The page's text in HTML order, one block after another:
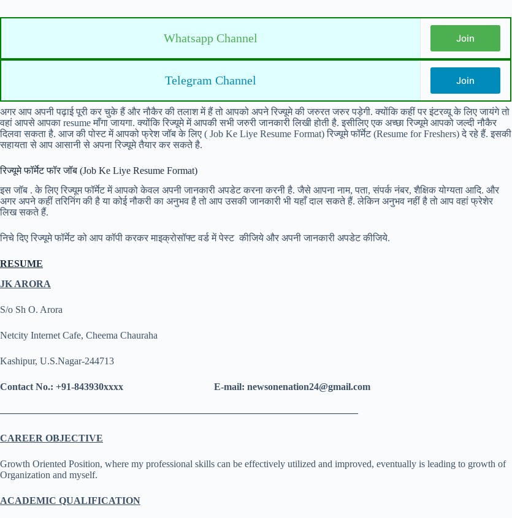
Whatsapp Channel Join
Telegram Channel Join
अगर आप अपनी पढ़ाई पूरी कर चुके हैं और नौकैर की तलाश में हैं तो आपको अपने रिज्यूमे की जरुरत जरुर पड़ेगी. क्योंकि कहीं पर इंटरव्यू के लिए जायंगे तो
वहां आपसे आपका resume माँगा जायगा. क्योंकि रिज्यूमे में आपकी सभी जरुरी जानकारी लिखी होती है. इसीलिए एक अच्छा रिज्यूमे आपको जल्दी नौकैर
दिलवा सकता है. आज की पोस्ट में आपको फ्रेश जॉब के लिए ( Job Ke Liye Resume Format) रिज्यूमे फॉर्मेट (Resume for Freshers) दे रहे हैं. इसकी
सहायता से आप आसानी से अपना रिज्यूमे तैयार कर सकते है.
रिज्यूमे फॉर्मेट फॉर जॉब (Job Ke Liye Resume Format)
इस जॉब . के लिए रिज्यूम फॉर्मेट में आपको केवल अपनी जानकारी अपडेट करना करनी है. जैसे आपना नाम, पता, संपर्क नंबर, शैक्षिक योग्यता आदि. और
अगर अपने कहीं तरिनिंग की है या कोई नौकरी का अनुभव है तो आप उसकी जानकारी भी यहाँ दाल सकते हैं. लेकिन अनुभव नहीं है तो आप वहां फ्रेशेर
लिख सकते हैं.
निचे दिए रिज्यूमे फॉर्मेट को आप कॉपी करकर माइक्रोसॉफ्ट वर्ड में पेस्ट कीजिये और अपनी जानकारी अपडेट कीजिये.
RESUME
JK ARORA
S/o Sh O. Arora
Netcity Internet Cafe, Cheema Chauraha
Kashipur, U.S.Nagar-244713
Contact No.: +91-843930xxxx E-mail: newsonenation24@gmail.com
————————————————————————————————————–
CAREER OBJECTIVE
Growth Oriented Position, where my professional skills can be effectively utilized and improved, eventually is leading to growth of
Organization and myself.
ACADEMIC QUALIFICATION